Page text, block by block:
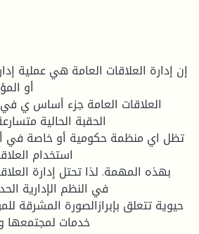
إن إدارة العلاقات العامة هي عملية
أو
العلاقات العامة جزء أساس ي
الحقبة الحالية
تظل اي منظمة حكومية أو خاصة في
استخدام
بهذه المهمة. لذا تحتل إدارة
في النظم الإدارية
حيوية تتعلق بإبرازالصورة المشرقة
خدمات